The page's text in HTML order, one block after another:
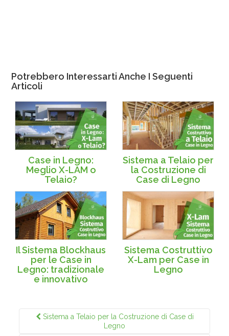
Potrebbero Interessarti Anche I Seguenti
Articoli
Case in Legno:
Meglio X-LAM o
Telaio?
Sistema a Telaio per
la Costruzione di
Case di Legno
Il Sistema Blockhaus
per le Case in
Legno: tradizionale
e innovativo
Sistema Costruttivo
X-Lam per Case in
Legno
Sistema a Telaio per la Costruzione di Case di
Legno